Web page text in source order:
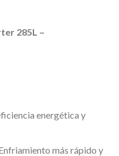
285L –
energética y
más rápido y